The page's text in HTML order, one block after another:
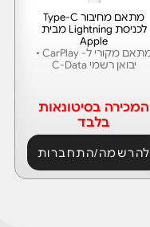
מתאם מקורי ל- CarPlay •
יבואן רשמי C-Data
מתאם מחיבור Type-C
לכניסת Lightning מבית
Apple
המכירה בסיטונאות
בלבד
להרשמה/התחברות